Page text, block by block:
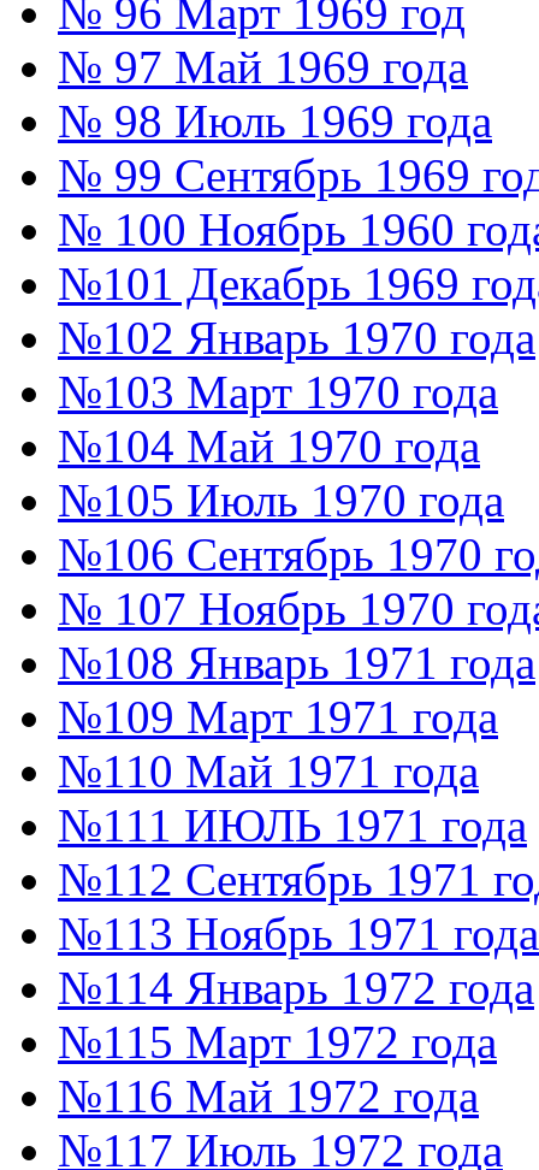
№ 96 Март 1969 год
№ 97 Май 1969 года
№ 98 Июль 1969 года
№ 99 Сентябрь 1969
№ 100 Ноябрь 1960
№101 Декабрь 1969
№102 Январь 1970 года
№103 Март 1970 года
№104 Май 1970 года
№105 Июль 1970 года
№106 Сентябрь 1970
№ 107 Ноябрь 1970
№108 Январь 1971 года
№109 Март 1971 года
№110 Май 1971 года
№111 ИЮЛЬ 1971 года
№112 Сентябрь 1971
№113 Ноябрь 1971 года
№114 Январь 1972 года
№115 Март 1972 года
№116 Май 1972 года
№117 Июль 1972 года